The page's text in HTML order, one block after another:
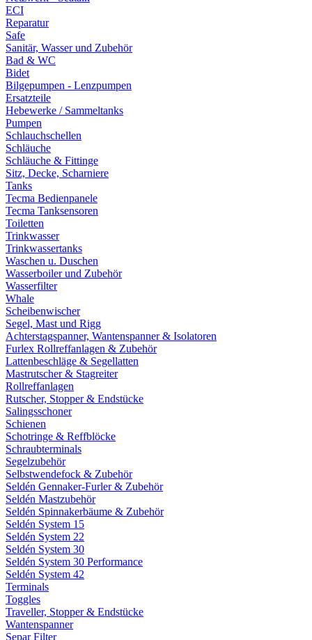
ECI
Reparatur
Safe
Sanitär, Wasser und Zubehör
Bad & WC
Bidet
Bilgepumpen - Lenzpumpen
Ersatzteile
Hebewerke / Sammeltanks
Pumpen
Schlauchschellen
Schläuche
Schläuche & Fittinge
Sitz, Decke, Scharniere
Tanks
Tecma Bedienpanele
Tecma Tanksensoren
Toiletten
Trinkwasser
Trinkwassertanks
Waschen u. Duschen
Wasserboiler und Zubehör
Wasserfilter
Whale
Scheibenwischer
Segel, Mast und Rigg
Achterstagspanner, Wantenspanner & Isolatoren
Furlex Rollreffanlagen & Zubehör
Lattenbeschläge & Segellatten
Mastrutscher & Stagreiter
Rollreffanlagen
Rutscher, Stopper & Endstücke
Salingsschoner
Schienen
Schotringe & Reffblöcke
Schraubterminals
Segelzubehör
Selbstwendefock & Zubehör
Seldén Gennaker-Furler & Zubehör
Seldén Mastzubehör
Seldén Spinnakerbäume & Zubehör
Seldén System 15
Seldén System 22
Seldén System 30
Seldén System 30 Performance
Seldén System 42
Terminals
Toggles
Traveller, Stopper & Endstücke
Wantenspanner
Separ Filter